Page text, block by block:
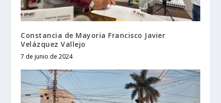
Constancia de Mayoria Francisco Javier
Velázquez Vallejo
7 de junio de 2024